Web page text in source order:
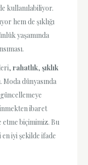
kullanılabiliyor.
hem de şıklığı
yaşamında
rahatlık,şıklık
dünyasında
ibaret
etme biçimimiz. Bu
iyi şekilde ifade